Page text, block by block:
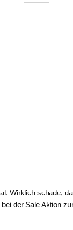
Wirklich schade,
der Sale Aktion